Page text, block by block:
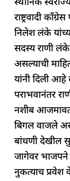
e
b
o
o
k
s
A
p
p
स्थानिक
राष्ट्रवादी
निलेश लंके
सदस्य राणी
असल्याची
यांनी दिली आहे
पराभवानंतर
नशीब
बिगल वाजले
बांधणी देखील
जागेवर भाजपने
नुकत्याच प्रवेश
करणार?